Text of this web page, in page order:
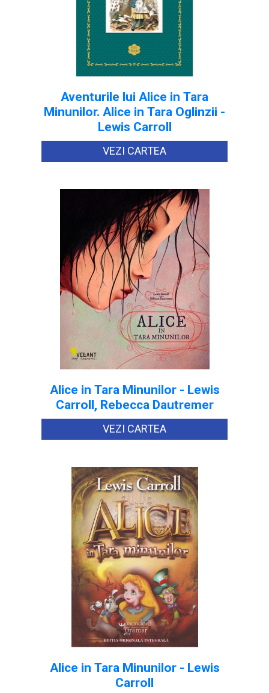
Aventurile lui Alice in Tara
Minunilor. Alice in Tara Oglinzii -
Lewis Carroll
VEZI CARTEA
Alice in Tara Minunilor - Lewis
Carroll, Rebecca Dautremer
VEZI CARTEA
Alice in Tara Minunilor - Lewis
Carroll